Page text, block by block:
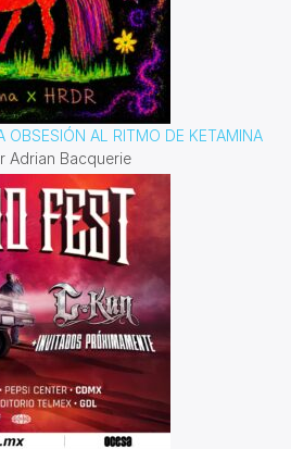
OBSESIÓN AL RITMO DE KETAMINA
Adrian Bacquerie